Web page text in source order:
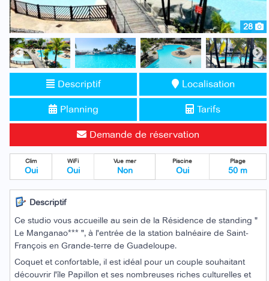
28
Descriptif Localisation
Planning Tarifs
Demande de réservation
Clim
Oui
WiFi
Oui
Vue mer
Non
Piscine
Oui
Plage
50 m
Descriptif
Ce studio vous accueille au sein de la Résidence de standing "
Le Manganao*** ", à l'entrée de la station balnéaire de Saint-
François en Grande-terre de Guadeloupe.
Coquet et confortable, il est idéal pour un couple souhaitant
découvrir l'île Papillon et ses nombreuses riches culturelles et